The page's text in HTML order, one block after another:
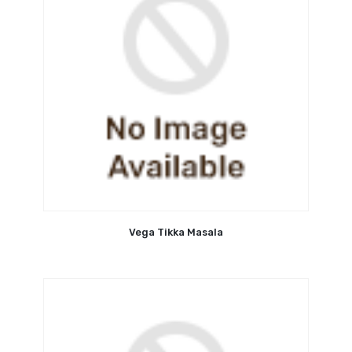
Vega Tikka Masala